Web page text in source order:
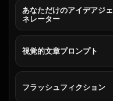
あなただけのアイデアジェ
ネレーター
視覚的文章プロンプト
フラッシュフィクション